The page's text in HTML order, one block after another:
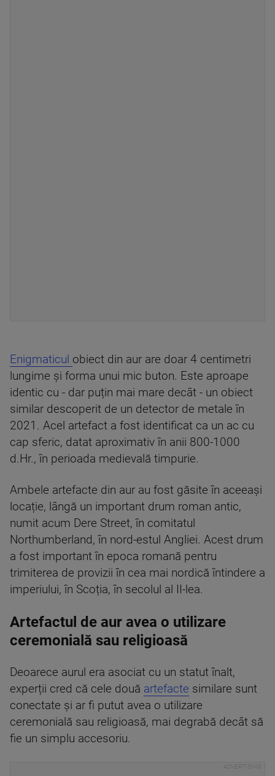
Enigmaticul obiect din aur are doar 4 centimetri
lungime și forma unui mic buton. Este aproape
identic cu - dar puțin mai mare decât - un obiect
similar descoperit de un detector de metale în
2021. Acel artefact a fost identificat ca un ac cu
cap sferic, datat aproximativ în anii 800-1000
d.Hr., în perioada medievală timpurie.
Ambele artefacte din aur au fost găsite în aceeași
locație, lângă un important drum roman antic,
numit acum Dere Street, în comitatul
Northumberland, în nord-estul Angliei. Acest drum
a fost important în epoca romană pentru
trimiterea de provizii în cea mai nordică întindere a
imperiului, în Scoția, în secolul al II-lea.
Artefactul de aur avea o utilizare
ceremonială sau religioasă
Deoarece aurul era asociat cu un statut înalt,
experții cred că cele două artefacte similare sunt
conectate și ar fi putut avea o utilizare
ceremonială sau religioasă, mai degrabă decât să
fie un simplu accesoriu.